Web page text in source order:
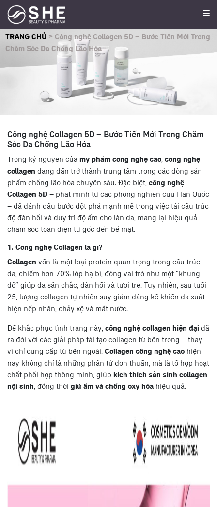
TRANG CHỦ > Công nghệ Collagen 5D – Bước Tiến Mới Trong
Chăm Sóc Da Chống Lão Hóa
Công nghệ Collagen 5D – Bước Tiến Mới Trong Chăm
Sóc Da Chống Lão Hóa
Trong kỷ nguyên của mỹ phẩm công nghệ cao, công nghệ
collagen đang dần trở thành trung tâm trong các dòng sản
phẩm chống lão hóa chuyên sâu. Đặc biệt, công nghệ
Collagen 5D – phát minh từ các phòng nghiên cứu Hàn Quốc
– đã đánh dấu bước đột phá mạnh mẽ trong việc tái cấu trúc
độ đàn hồi và duy trì độ ẩm cho làn da, mang lại hiệu quả
chăm sóc toàn diện từ gốc đến bề mặt.
1. Công nghệ Collagen là gì?
Collagen vốn là một loại protein quan trọng trong cấu trúc
da, chiếm hơn 70% lớp hạ bì, đóng vai trò như một “khung
đỡ” giúp da săn chắc, đàn hồi và tươi trẻ. Tuy nhiên, sau tuổi
25, lượng collagen tự nhiên suy giảm đáng kể khiến da xuất
hiện nếp nhăn, chảy xệ và mất nước.
Để khắc phục tình trạng này, công nghệ collagen hiện đại đã
ra đời với các giải pháp tái tạo collagen từ bên trong – thay
vì chỉ cung cấp từ bên ngoài. Collagen công nghệ cao hiện
nay không chỉ là những phân tử đơn thuần, mà là tổ hợp hoạt
chất phối hợp thông minh, giúp kích thích sản sinh collagen
nội sinh, đồng thời giữ ẩm và chống oxy hóa hiệu quả.